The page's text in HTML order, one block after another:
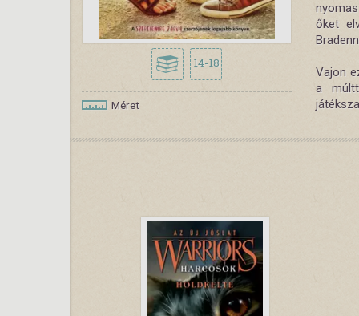
14-18
Méret
őket
Vajon
a